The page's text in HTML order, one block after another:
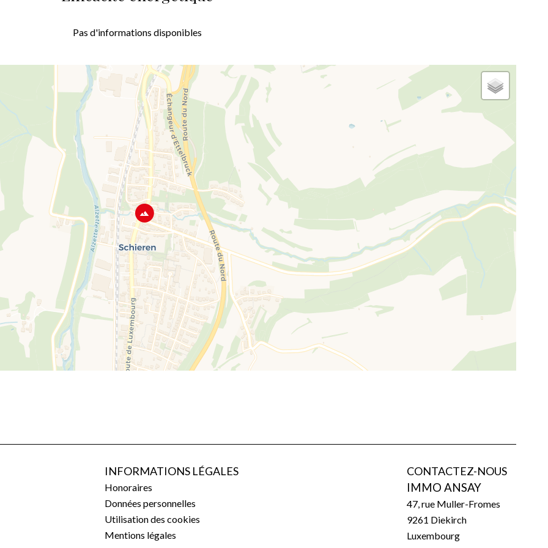
Pas d'informations disponibles
INFORMATIONS LÉGALES
Honoraires
Données personnelles
Utilisation des cookies
Mentions légales
CONTACTEZ-NOUS
IMMO ANSAY
47, rue Muller-Fromes
9261 Diekirch
Luxembourg